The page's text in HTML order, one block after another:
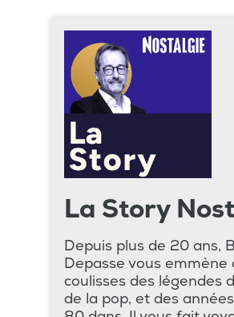
La Story
Depuis plus de 20 ans,
Depasse vous emmène
coulisses des légendes
de la pop, et des